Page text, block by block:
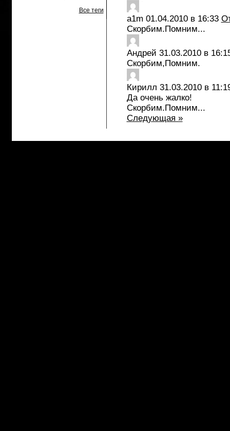
a1m 01.04.2010 в 16:33
Скорбим.Помним...
Андрей 31.03.2010 в
Скорбим,Помним.
Кирилл 31.03.2010 в
Да очень жалко!
Скорбим.Помним...
Следующая »
Все теги